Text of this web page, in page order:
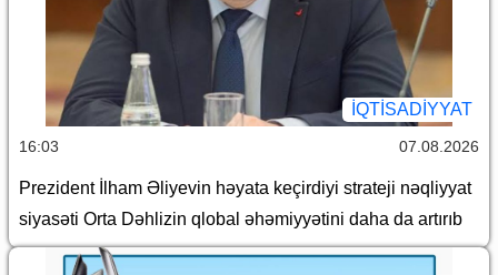
İQTİSADİYYAT
16:03 07.08.2026
Prezident İlham Əliyevin həyata keçirdiyi strateji nəqliyyat
siyasəti Orta Dəhlizin qlobal əhəmiyyətini daha da artırıb